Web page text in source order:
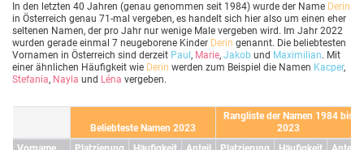
In den letzten 40 Jahren (genau genommen seit 1984) wurde der Name Derin
in Österreich genau 71-mal vergeben, es handelt sich hier also um einen eher
seltenen Namen, der pro Jahr nur wenige Male vergeben wird. Im Jahr 2022
wurden gerade einmal 7 neugeborene Kinder Derin genannt. Die beliebtesten
Vornamen in Österreich sind derzeit Paul , Marie, Jakob und Maximilian. Mit
einer ähnlichen Häufigkeit wie Derin werden zum Beispiel die Namen Kacper,
Stefania, Nayla und Léna vergeben.
Beliebteste Namen 2023
Rangliste der Namen 1984 bis
2023